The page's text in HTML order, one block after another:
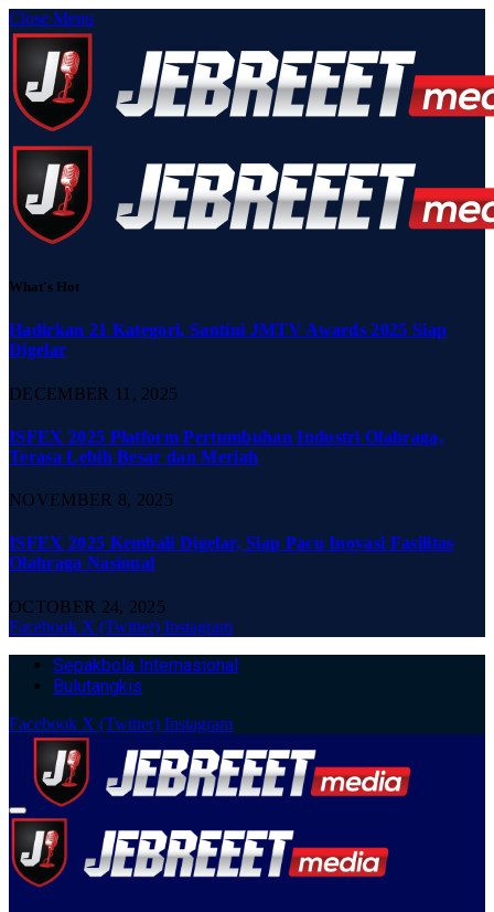
Close Menu
What's Hot
Hadirkan 21 Kategori, Santini JMTV Awards 2025 Siap
Digelar
DECEMBER 11, 2025
ISFEX 2025 Platform Pertumbuhan Industri Olahraga,
Terasa Lebih Besar dan Meriah
NOVEMBER 8, 2025
ISFEX 2025 Kembali Digelar, Siap Pacu Inovasi Fasilitas
Olahraga Nasional
OCTOBER 24, 2025
Facebook X (Twitter) Instagram
Sepakbola Internasional
Bulutangkis
Facebook X (Twitter) Instagram